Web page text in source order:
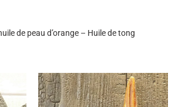
de peau d’orange – Huile de tong